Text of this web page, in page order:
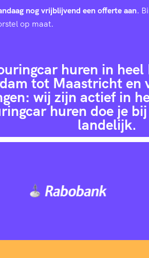
nog vrijblijvend een offerte aan.
op maat.
huren in
tot Maastricht en
wij zijn actief in
huren doe je
landelijk.